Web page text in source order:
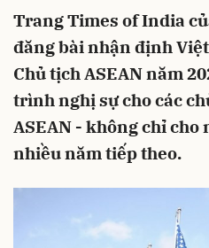
Trang Times of India
đăng bài nhận định
Chủ tịch ASEAN năm
trình nghị sự cho các
ASEAN - không chỉ cho
nhiều năm tiếp theo.